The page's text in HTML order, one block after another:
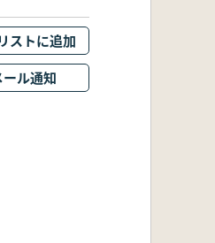
ストに追加
ル通知